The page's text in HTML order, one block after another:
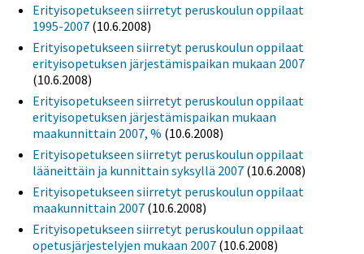
Erityisopetukseen siirretyt peruskoulun oppilaat
1995-2007 (10.6.2008)
Erityisopetukseen siirretyt peruskoulun oppilaat
erityisopetuksen järjestämispaikan mukaan 2007
(10.6.2008)
Erityisopetukseen siirretyt peruskoulun oppilaat
erityisopetuksen järjestämispaikan mukaan
maakunnittain 2007, % (10.6.2008)
Erityisopetukseen siirretyt peruskoulun oppilaat
lääneittäin ja kunnittain syksyllä 2007 (10.6.2008)
Erityisopetukseen siirretyt peruskoulun oppilaat
maakunnittain 2007 (10.6.2008)
Erityisopetukseen siirretyt peruskoulun oppilaat
opetusjärjestelyjen mukaan 2007 (10.6.2008)